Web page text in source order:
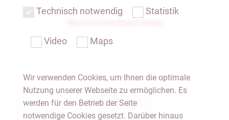
Notar Dresden
Technisch notwendig Statistik
Video Maps
Wir verwenden Cookies, um Ihnen die optimale
Nutzung unserer Webseite zu ermöglichen. Es
werden für den Betrieb der Seite
notwendige Cookies gesetzt. Darüber hinaus